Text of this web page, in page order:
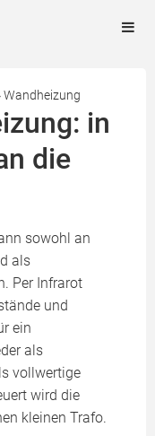
Wandheizung
in
die
sowohl an
als
Per Infrarot
und
ein
als
vollwertige
wird die
kleinen Trafo.